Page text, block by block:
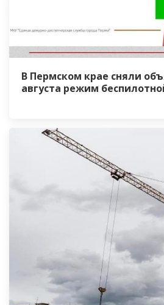
В Пермском крае сняли
августа режим